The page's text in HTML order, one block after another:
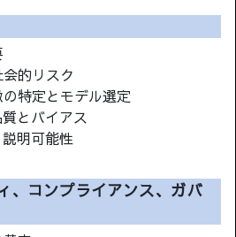
的リスク
特定とモデル選定
とバイアス
明可能性
コンプライアンス、ガバ